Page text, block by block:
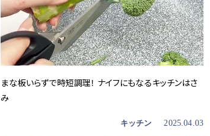
まな板いらずで時短調理！ ナイフにもなるキッチンはさ
み
キッチン 2025.04.03